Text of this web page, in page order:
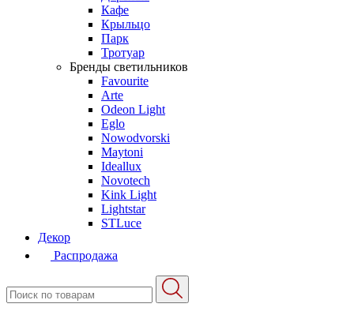
Кафе
Крыльцо
Парк
Тротуар
Бренды светильников
Favourite
Arte
Odeon Light
Eglo
Nowodvorski
Maytoni
Ideallux
Novotech
Kink Light
Lightstar
STLuce
Декор
Распродажа